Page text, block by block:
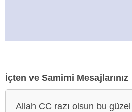
İçten ve Samimi Mesajlarınız
Allah CC razı olsun bu